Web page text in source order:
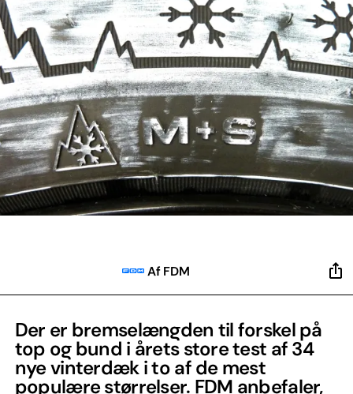
Af FDM
Der er bremselængden til forskel på
top og bund i årets store test af 34
nye vinterdæk i to af de mest
populære størrelser. FDM anbefaler,